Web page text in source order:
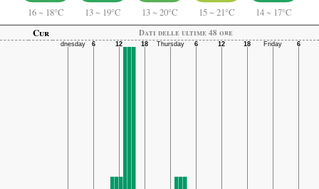
16 ~ 18°C 13 ~ 19°C 13 ~ 20°C 15 ~ 21°C 14 ~ 17°C
Cur
Dati delle ultime 48 ore